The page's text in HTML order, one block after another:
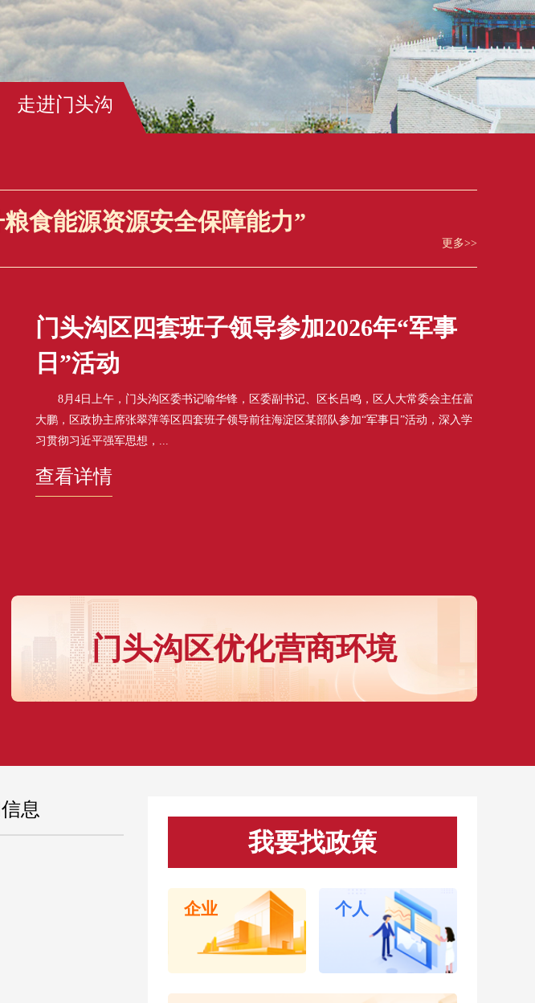
走进门头沟
食能源资源安全保障能力”
更多>>
门头沟区四套班子领导参加2026年“军事
日”活动
8月4日上午，门头沟区委书记喻华锋，区委副书记、区长吕鸣，区人大常委会主任富
大鹏，区政协主席张翠萍等区四套班子领导前往海淀区某部队参加“军事日”活动，深入学
习贯彻习近平强军思想，...
查看详情
门头沟区优化营商环境
息
百花燕归 万象京华 第38届大众电影百花奖系列活动在京开幕
本市进一步优化住房限购政策 非京籍家庭购房社保个税缴纳年限降为1
吧台调茶饮 街巷卖好物 “新店员”商圈上岗忙 机器人增添城市烟火气
本轮降雨39处积滞水点高效处置 雅园涵洞、分钟寺桥积水40分钟恢复
我要找政策
企业 个人